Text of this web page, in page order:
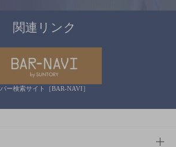
関連リンク
バー検索サイト［BAR-NAVI］